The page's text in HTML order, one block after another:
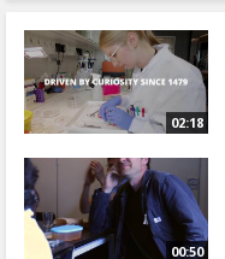
02:18
00:50